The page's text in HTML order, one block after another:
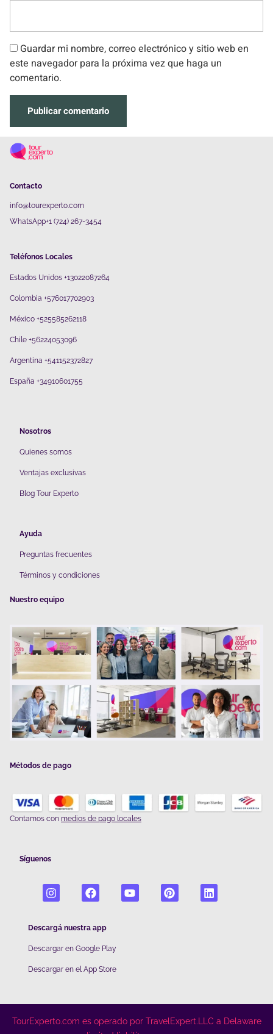
Guardar mi nombre, correo electrónico y sitio web en
este navegador para la próxima vez que haga un
comentario.
Contacto
info@tourexperto.com
WhatsApp+1 (724) 267-3454
Teléfonos Locales
Estados Unidos +13022087264
Colombia +576017702903
México +525585262118
Chile +56224053096
Argentina +541152372827
España +34910601755
Nosotros
Quienes somos
Ventajas exclusivas
Blog Tour Experto
Ayuda
Preguntas frecuentes
Términos y condiciones
Nuestro equipo
Métodos de pago
Contamos con medios de pago locales
Síguenos
Descargá nuestra app
Descargar en Google Play
Descargar en el App Store
TourExperto.com es operado por TravelExpert.LLC a Delaware